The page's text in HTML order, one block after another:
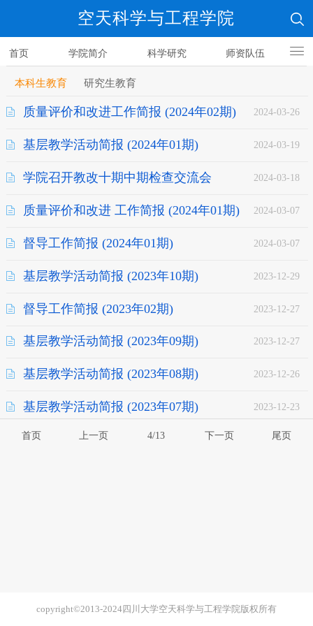
空天科学与工程学院
首页 学院简介 科学研究 师资队伍
人才培养
本科生教育 研究生教育
质量评价和改进工作简报 (2024年02期) 2024-03-26
基层教学活动简报 (2024年01期) 2024-03-19
学院召开教改十期中期检查交流会 2024-03-18
质量评价和改进 工作简报 (2024年01期) 2024-03-07
督导工作简报 (2024年01期) 2024-03-07
基层教学活动简报 (2023年10期) 2023-12-29
督导工作简报 (2023年02期) 2023-12-27
基层教学活动简报 (2023年09期) 2023-12-27
基层教学活动简报 (2023年08期) 2023-12-26
基层教学活动简报 (2023年07期) 2023-12-23
首页 上一页 4/13 下一页 尾页
copyright©2013-2024四川大学空天科学与工程学院版权所有